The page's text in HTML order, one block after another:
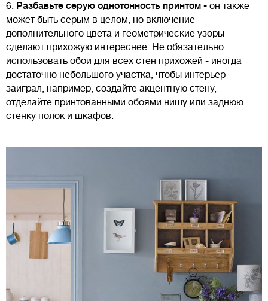
6. Разбавьте серую однотонность принтом - он также
может быть серым в целом, но включение
дополнительного цвета и геометрические узоры
сделают прихожую интереснее. Не обязательно
использовать обои для всех стен прихожей - иногда
достаточно небольшого участка, чтобы интерьер
заиграл, например, создайте акцентную стену,
отделайте принтованными обоями нишу или заднюю
стенку полок и шкафов.